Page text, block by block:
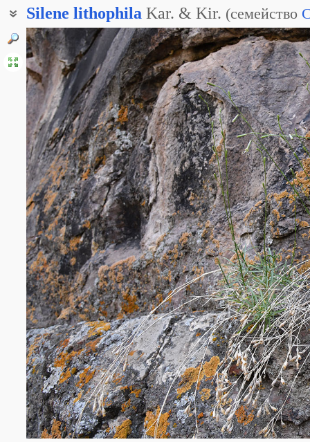
Silene lithophila Kar. & Kir. (семейство